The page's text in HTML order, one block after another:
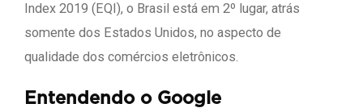
Index 2019 (EQI), o Brasil está em 2º lugar, atrás
somente dos Estados Unidos, no aspecto de
qualidade dos comércios eletrônicos.
Entendendo o Google